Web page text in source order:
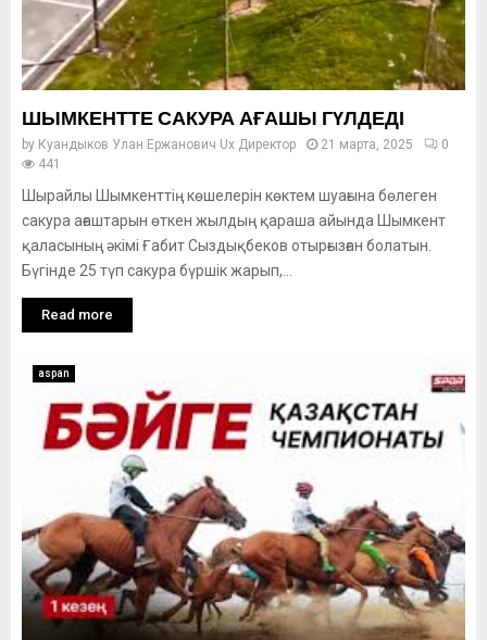
ШЫМКЕНТТЕ САКУРА АҒАШЫ ГҮЛДЕДІ
by Куандыков Улан Ержанович Ux Директор 21 марта, 2025
0
441
Шырайлы Шымкенттің көшелерін көктем шуағына бөлеген
сакура ағаштарын өткен жылдың қараша айында Шымкент
қаласының әкімі Ғабит Сыздықбеков отырғызған болатын.
Бүгінде 25 түп сакура бүршік жарып,...
Read more
aspan